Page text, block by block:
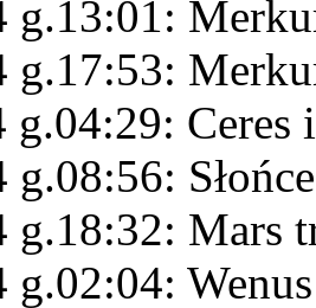
g.13:01:
g.17:53:
g.04:29: Ceres
g.08:56:
g.18:32: Mars
g.02:04: